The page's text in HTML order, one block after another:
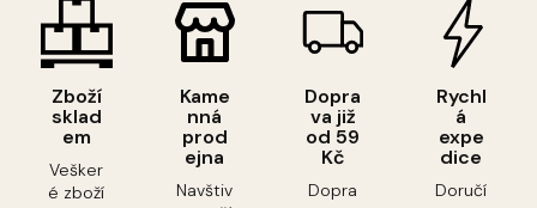
Zboží
sklad
em
Vešker
é zboží
Kame
nná
prod
ejna
Navštiv
Dopra
va již
od 59
Kč
Dopra
Rychl
á
expe
dice
Doručí